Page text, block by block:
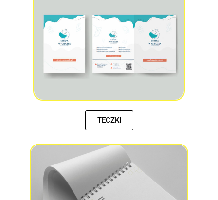
TECZKI